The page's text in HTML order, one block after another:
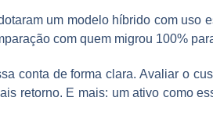
um modelo híbrido com uso
com quem migrou 100%
conta de forma clara. Avaliar o
retorno. E mais: um ativo como